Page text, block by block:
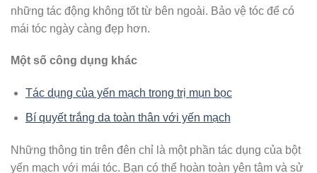
những tác động không tốt từ bên ngoài. Bảo vệ tóc để có
mái tóc ngày càng đẹp hơn.
Một số công dụng khác
Tác dụng của yến mạch trong trị mụn bọc
Bí quyết trắng da toàn thân với yến mạch
Những thông tin trên đên chỉ là một phần tác dụng của bột
yến mạch với mái tóc. Bạn có thể hoàn toàn yên tâm và sử